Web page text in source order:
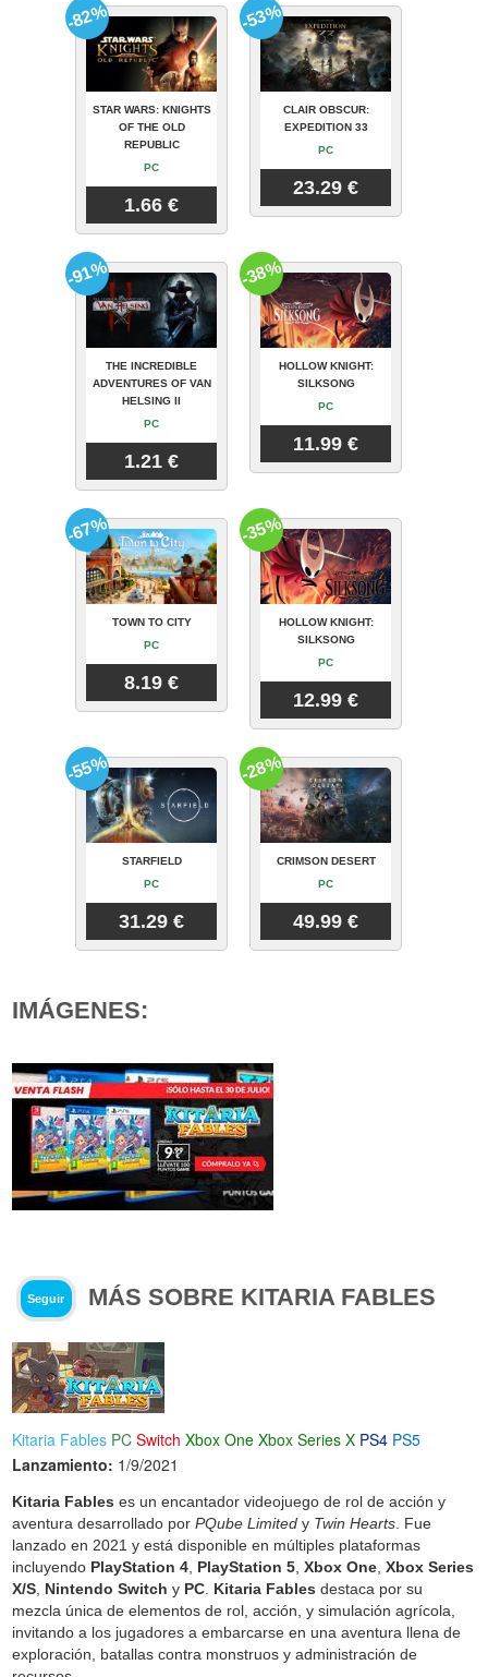
STAR WARS: KNIGHTS
OF THE OLD
REPUBLIC
PC
1.66 €
-82%
CLAIR OBSCUR:
EXPEDITION 33
PC
23.29 €
-53%
THE INCREDIBLE
ADVENTURES OF VAN
HELSING II
PC
1.21 €
-91%
HOLLOW KNIGHT:
SILKSONG
PC
11.99 €
-38%
TOWN TO CITY
PC
8.19 €
-67%
HOLLOW KNIGHT:
SILKSONG
PC
12.99 €
-35%
STARFIELD
PC
31.29 €
-55%
CRIMSON DESERT
PC
49.99 €
-28%
IMÁGENES:
Seguir MÁS SOBRE KITARIA FABLES
Kitaria Fables PC Switch Xbox One Xbox Series X PS4 PS5
Lanzamiento: 1/9/2021
Kitaria Fables es un encantador videojuego de rol de acción y
aventura desarrollado porPQube Limited y Twin Hearts. Fue
lanzado en 2021 y está disponible en múltiples plataformas
incluyendo PlayStation 4, PlayStation 5,Xbox One,Xbox Series
X/S, Nintendo Switch y PC. Kitaria Fables destaca por su
mezcla única de elementos de rol, acción, y simulación agrícola,
invitando a los jugadores a embarcarse en una aventura llena de
exploración, batallas contra monstruos y administración de